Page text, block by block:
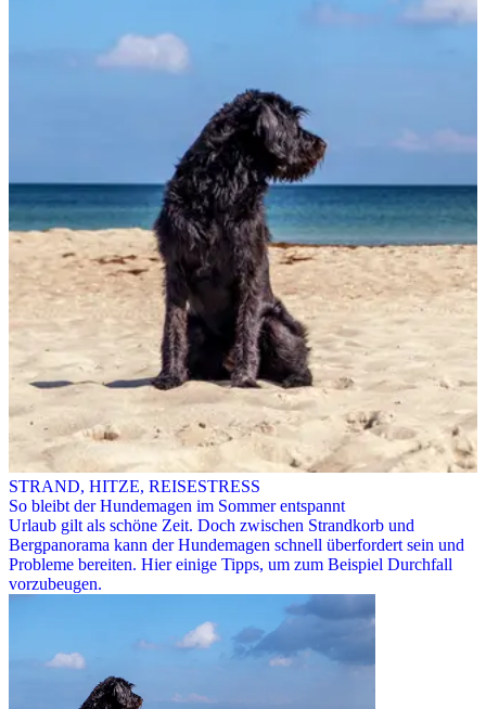
STRAND, HITZE, REISESTRESS
So bleibt der Hundemagen im Sommer entspannt
Urlaub gilt als schöne Zeit. Doch zwischen Strandkorb und
Bergpanorama kann der Hundemagen schnell überfordert sein und
Probleme bereiten. Hier einige Tipps, um zum Beispiel Durchfall
vorzubeugen.